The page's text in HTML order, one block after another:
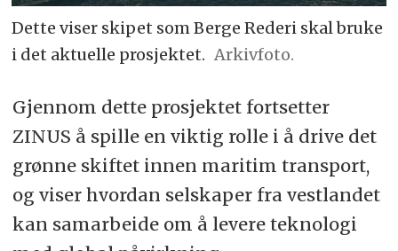
Dette viser skipet som Berge Rederi skal bruke
i det aktuelle prosjektet. Arkivfoto.
Gjennom dette prosjektet fortsetter
ZINUS å spille en viktig rolle i å drive det
grønne skiftet innen maritim transport,
og viser hvordan selskaper fra vestlandet
kan samarbeide om å levere teknologi